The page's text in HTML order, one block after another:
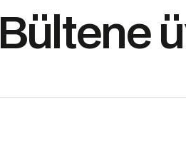
Bültene